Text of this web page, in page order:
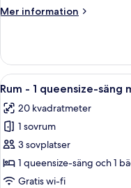
säng
Mer information
Mer
-
queensize-
Öppna
alla
foton
för
Rum
-
1
6
Rum - 1 queensize-säng
20 kvadratmeter
1 sovrum
3 sovplatser
1 queensize-säng och 1
Gratis wi-fi